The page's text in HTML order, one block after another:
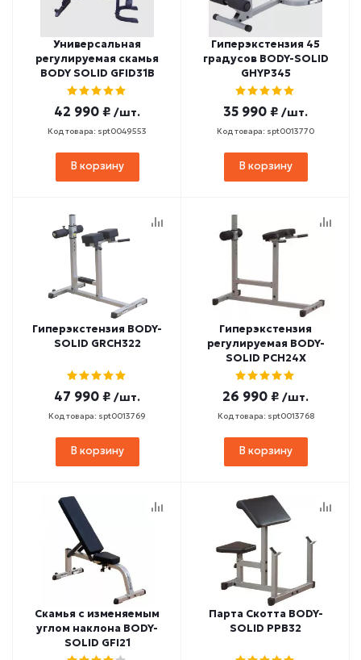
Универсальная
регулируемая скамья
BODY SOLID GFID31B
42 990 ₽ /шт.
Код товара: spt0049553
В корзину
Гиперэкстензия 45
градусов BODY-SOLID
GHYP345
35 990 ₽ /шт.
Код товара: spt0013770
В корзину
Гиперэкстензия BODY-
SOLID GRCH322
47 990 ₽ /шт.
Код товара: spt0013769
В корзину
Гиперэкстензия
регулируемая BODY-
SOLID PCH24X
26 990 ₽ /шт.
Код товара: spt0013768
В корзину
Скамья с изменяемым
углом наклона BODY-
SOLID GFI21
Парта Скотта BODY-
SOLID PPB32